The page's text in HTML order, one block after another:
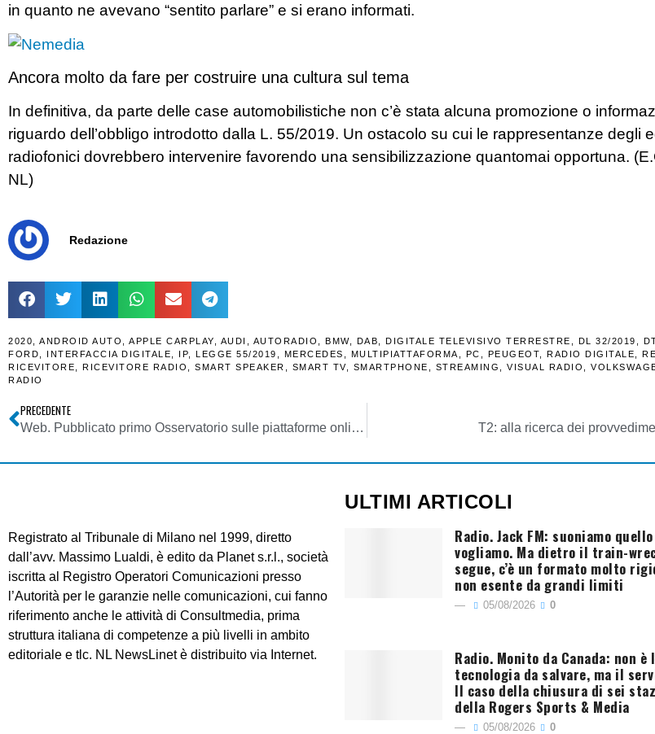
in quanto ne avevano “sentito parlare” e si erano informati.
Ancora molto da fare per costruire una cultura sul tema
In definitiva, da parte delle case automobilistiche non c’è stata alcuna promozione o
riguardo dell’obbligo introdotto dalla L. 55/2019. Un ostacolo su cui le rappresentanze degli
radiofonici dovrebbero intervenire favorendo una sensibilizzazione quantomai opportuna.
NL)
Redazione
2020 ANDROID AUTO APPLE CARPLAY AUDI AUTORADIO BMW, DAB DIGITALE TELEVISIVO TERRESTRE DL 32/2019
FORD
INTERFACCIA DIGITALE IP LEGGE 55/2019 MERCEDES MULTIPIATTAFORMA PC PEUGEOT RADIO DIGITALE
RICEVITORE
RICEVITORE RADIO SMART SPEAKER SMART TV, SMARTPHONE STREAMING VISUAL RADIO
RADIO
PRECEDENTE
Web. Pubblicato primo Osservatorio sulle piattaforme online di Agcom. 692 miliardi di ricavi per Alphabet/Google, Amazon, Apple, Facebook, Microsoft, Netflix. Profittabilità del 49% T2: alla ricerca dei
Registrato al Tribunale di Milano nel 1999, diretto
dall’avv. Massimo Lualdi, è edito da Planet s.r.l., società
iscritta al Registro Operatori Comunicazioni presso
l’Autorità per le garanzie nelle comunicazioni, cui fanno
riferimento anche le attività di Consultmedia, prima
struttura italiana di competenze a più livelli in ambito
editoriale e tlc. NL NewsLinet è distribuito via Internet.
ULTIMI ARTICOLI
Radio. Jack FM: suoniamo
vogliamo. Ma dietro il train-
segue, c’è un formato molto
non esente da grandi limiti
05/08/2026 0
Radio. Monito da Canada: non è
tecnologia da salvare, ma il
Il caso della chiusura di sei
della Rogers Sports & Media
05/08/2026 0